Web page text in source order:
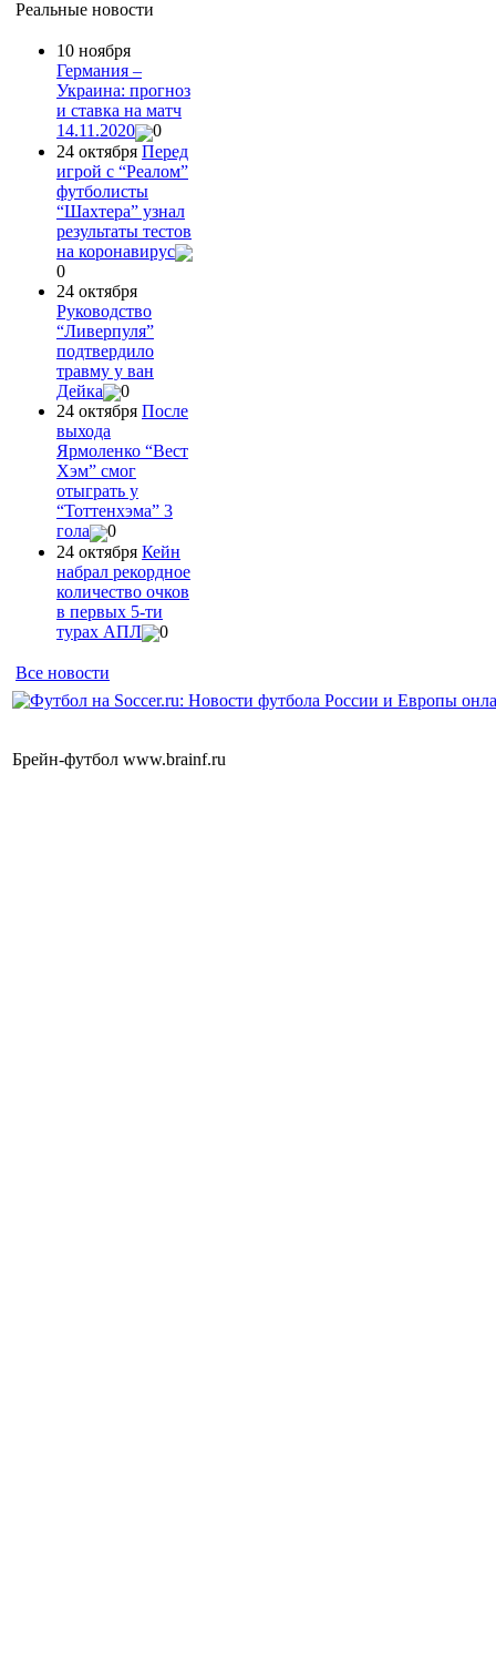
Реальные новости
10 ноября
Германия –
Украина: прогноз
и ставка на матч
14.11.2020
0
24 октября Перед
игрой с “Реалом”
футболисты
“Шахтера” узнал
результаты тестов
на коронавирус
0
24 октября
Руководство
“Ливерпуля”
подтвердило
травму у ван
Дейка
0
24 октября После
выхода
Ярмоленко “Вест
Хэм” смог
отыграть у
“Тоттенхэма” 3
гола
0
24 октября Кейн
набрал рекордное
количество очков
в первых 5-ти
турах АПЛ
0
Все новости
Брейн-футбол www.brainf.ru